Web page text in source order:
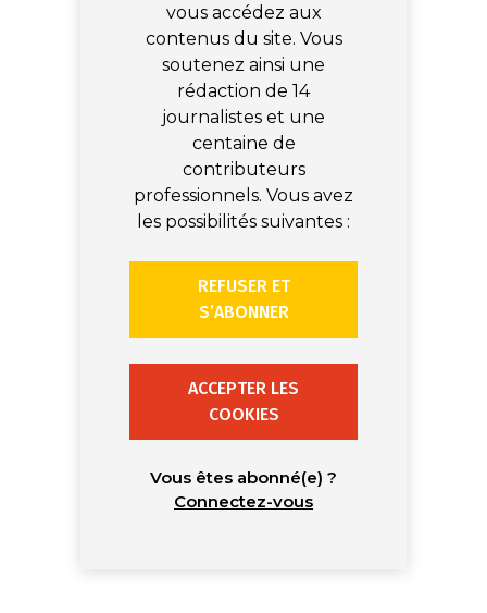
vous accédez aux
contenus du site. Vous
soutenez ainsi une
rédaction de 14
journalistes et une
centaine de
contributeurs
professionnels. Vous avez
les possibilités suivantes :
REFUSER ET
S’ABONNER
ACCEPTER LES
COOKIES
Vous êtes abonné(e) ?
Connectez-vous